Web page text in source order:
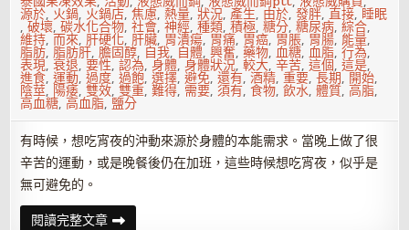
源於, 火鍋, 火鍋店,焦慮,熱量,狀況,產生, 由於,發胖,直接, 睡眠
,破壞,碳水化合物,社會,神經,種類,積極,糖分,糖尿病,綜合,
維持,而來,肝硬化,肝臟, 胃潰瘍, 胃痛, 胃癌, 胃脹, 胃腸, 能量,
脂肪,脂肪肝,膽固醇, 自我, 自體,興奮,藥物,血糖,血脂,行為,
表現,衰退,要性,認為,身體,身體狀況,較大,辛苦,這個,這是,
進食,運動,過度,過飽,選擇,避免,還有,酒精,重要,長期, 開始,
陰莖, 陽痿,雙效,雙重,難得, 需要,須有,食物,飲水,體質,高脂,
高血糖,高血脂, 鹽分
有時候，想吃宵夜的沖動來源於身體的本能需求。當晚上做了很
辛苦的運動，或是晚餐後仍在加班，這些時候想吃宵夜，似乎是
無可避免的。
閱讀完整文章吃